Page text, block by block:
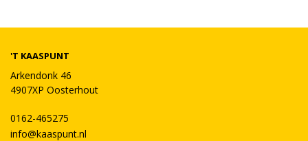
'T KAASPUNT
Arkendonk 46
4907XP Oosterhout
0162-465275
info@kaaspunt.nl